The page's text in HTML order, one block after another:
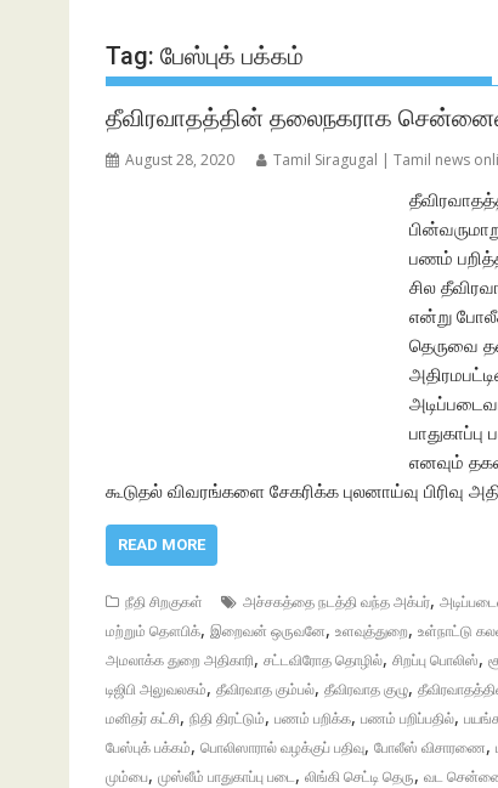
Tag: பேஸ்புக் பக்கம்
தீவிரவாதத்தின் தலைநகராக
August 28, 2020 Tamil Siragugal | Tamil news
பணம்
சில
என்று
தெருவை
எனவும்
கூடுதல் விவரங்களை சேகரிக்க புலனாய்வு பிரிவு
READ MORE
நீதி சிறகுகள் அச்சகத்தை நடத்தி வந்த அக்பர்,
மற்றும் தௌபிக், இறைவன் ஒருவனே, உளவுத்துறை, உள்நாட்டு
அமலாக்க துறை அதிகாரி, சட்டவிரோத தொழில், சிறப்பு பொலிஸ்,
டிஜிபி அலுவலகம், தீவிரவாத கும்பல், தீவிரவாத குழு,
மனிதர் கட்சி, நிதி திரட்டும், பணம் பறிக்க, பணம் பறிப்பதில்,
பேஸ்புக் பக்கம், பொலிஸாரால் வழக்குப் பதிவு, போலீஸ் விசாரணை,
மும்பை, முஸ்லீம் பாதுகாப்பு படை, லிங்கி செட்டி தெரு, வட